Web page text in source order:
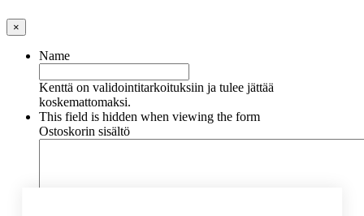
×
Name
Kenttä on validointitarkoituksiin ja tulee jättää
koskemattomaksi.
This field is hidden when viewing the form
Ostoskorin sisältö